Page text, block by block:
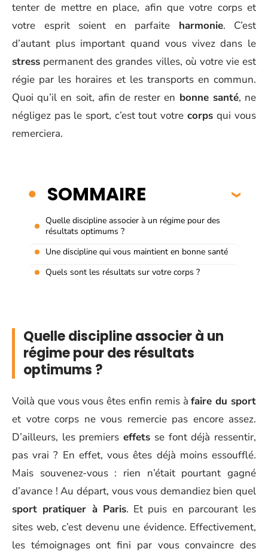
tenter de mettre en place, afin que votre corps et
votre esprit soient en parfaite harmonie. C’est
d’autant plus important quand vous vivez dans le
stress permanent des grandes villes, où votre vie est
régie par les horaires et les transports en commun.
Quoi qu’il en soit, afin de rester en bonne santé, ne
négligez pas le sport, c’est tout votre corpsqui vous
remerciera.
SOMMAIRE
Quelle discipline associer à un régime pour des
résultats optimums ?
Une discipline qui vous maintient en bonne santé
Quels sont les résultats sur votre corps ?
Quelle discipline associer à un
régime pour des résultats
optimums ?
Voilà que vous vous êtes enfin remis àfaire du sport
et votre corps ne vous remercie pas encore assez.
D’ailleurs, les premiers effets se font déjà ressentir,
pas vrai ? En effet, vous êtes déjà moins essoufflé.
Mais souvenez-vous : rien n’était pourtant gagné
d’avance ! Au départ, vous vous demandiez bien quel
sport pratiquer à Paris. Et puis en parcourant les
sites web, c’est devenu une évidence. Effectivement,
les témoignages ont fini par vous convaincre des